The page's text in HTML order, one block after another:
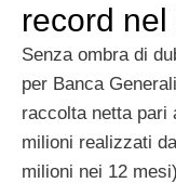
record nel
Senza ombra di
per Banca
raccolta netta pari
milioni realizzati
milioni nei 12